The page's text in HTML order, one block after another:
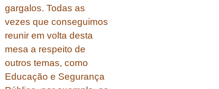
gargalos. Todas as
vezes que conseguimos
reunir em volta desta
mesa a respeito de
outros temas, como
Educação e Segurança